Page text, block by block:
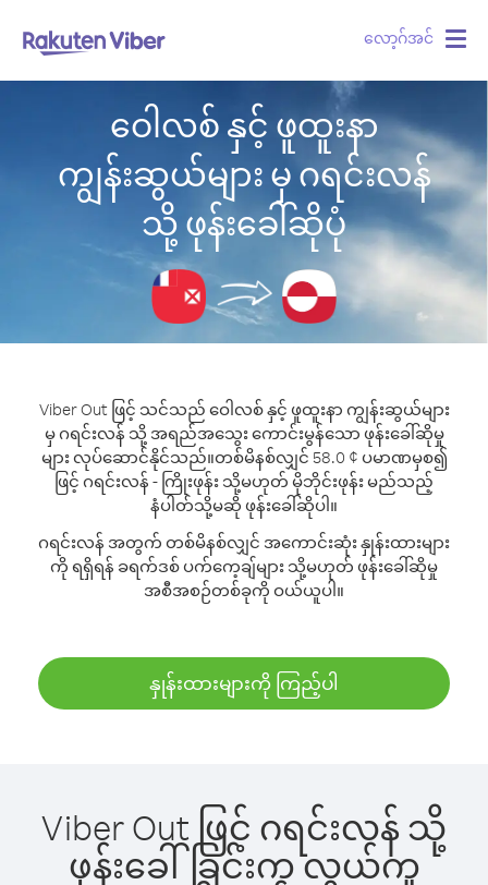
လော့ဂ်အင်
ဝေါလစ် နှင့် ဖူထူးနာ
ကျွန်းဆွယ်များ မှ ဂရင်းလန်
သို့ ဖုန်းခေါ်ဆိုပုံ
Viber Out ဖြင့် သင်သည် ဝေါလစ် နှင့် ဖူထူးနာ ကျွန်းဆွယ်များ
မှ ဂရင်းလန် သို့ အရည်အသွေး ကောင်းမွန်သော ဖုန်းခေါ်ဆိုမှု
များ လုပ်ဆောင်နိုင်သည်။တစ်မိနစ်လျှင် 58.0 ¢ ပမာဏမှစ၍
ဖြင့် ဂရင်းလန် - ကြိုးဖုန်း သို့မဟုတ် မိုဘိုင်းဖုန်း မည်သည့်
နံပါတ်သို့မဆို ဖုန်းခေါ်ဆိုပါ။
ဂရင်းလန် အတွက် တစ်မိနစ်လျှင် အကောင်းဆုံး နှုန်းထားများ
ကို ရရှိရန် ခရက်ဒစ် ပက်ကေ့ချ်များ သို့မဟုတ် ဖုန်းခေါ်ဆိုမှု
အစီအစဉ်တစ်ခုကို ဝယ်ယူပါ။
နှုန်းထားများကို ကြည့်ပါ
Viber Out ဖြင့် ဂရင်းလန် သို့
ဖုန်းခေါ်ခြင်းက လွယ်ကူ